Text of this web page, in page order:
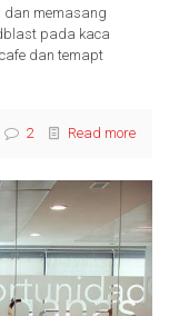
dan memasang
pada kaca
dan temapt
2 Read more